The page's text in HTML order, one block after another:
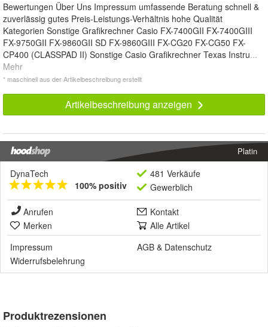
Bewertungen Über Uns Impressum umfassende Beratung schnell &
zuverlässig gutes Preis-Leistungs-Verhältnis hohe Qualität
Kategorien Sonstige Grafikrechner Casio FX-7400GII FX-7400GIII
FX-9750GII FX-9860GII SD FX-9860GIII FX-CG20 FX-CG50 FX-
CP400 (CLASSPAD II) Sonstige Casio Grafikrechner Texas Instru...
Mehr
* maschinell aus der Artikelbeschreibung erstellt
Artikelbeschreibung anzeigen
Platin
DynaTech
100% positiv
481 Verkäufe
Gewerblich
Anrufen
Kontakt
Merken
Alle Artikel
Impressum
AGB & Datenschutz
Widerrufsbelehrung
Produktrezensionen